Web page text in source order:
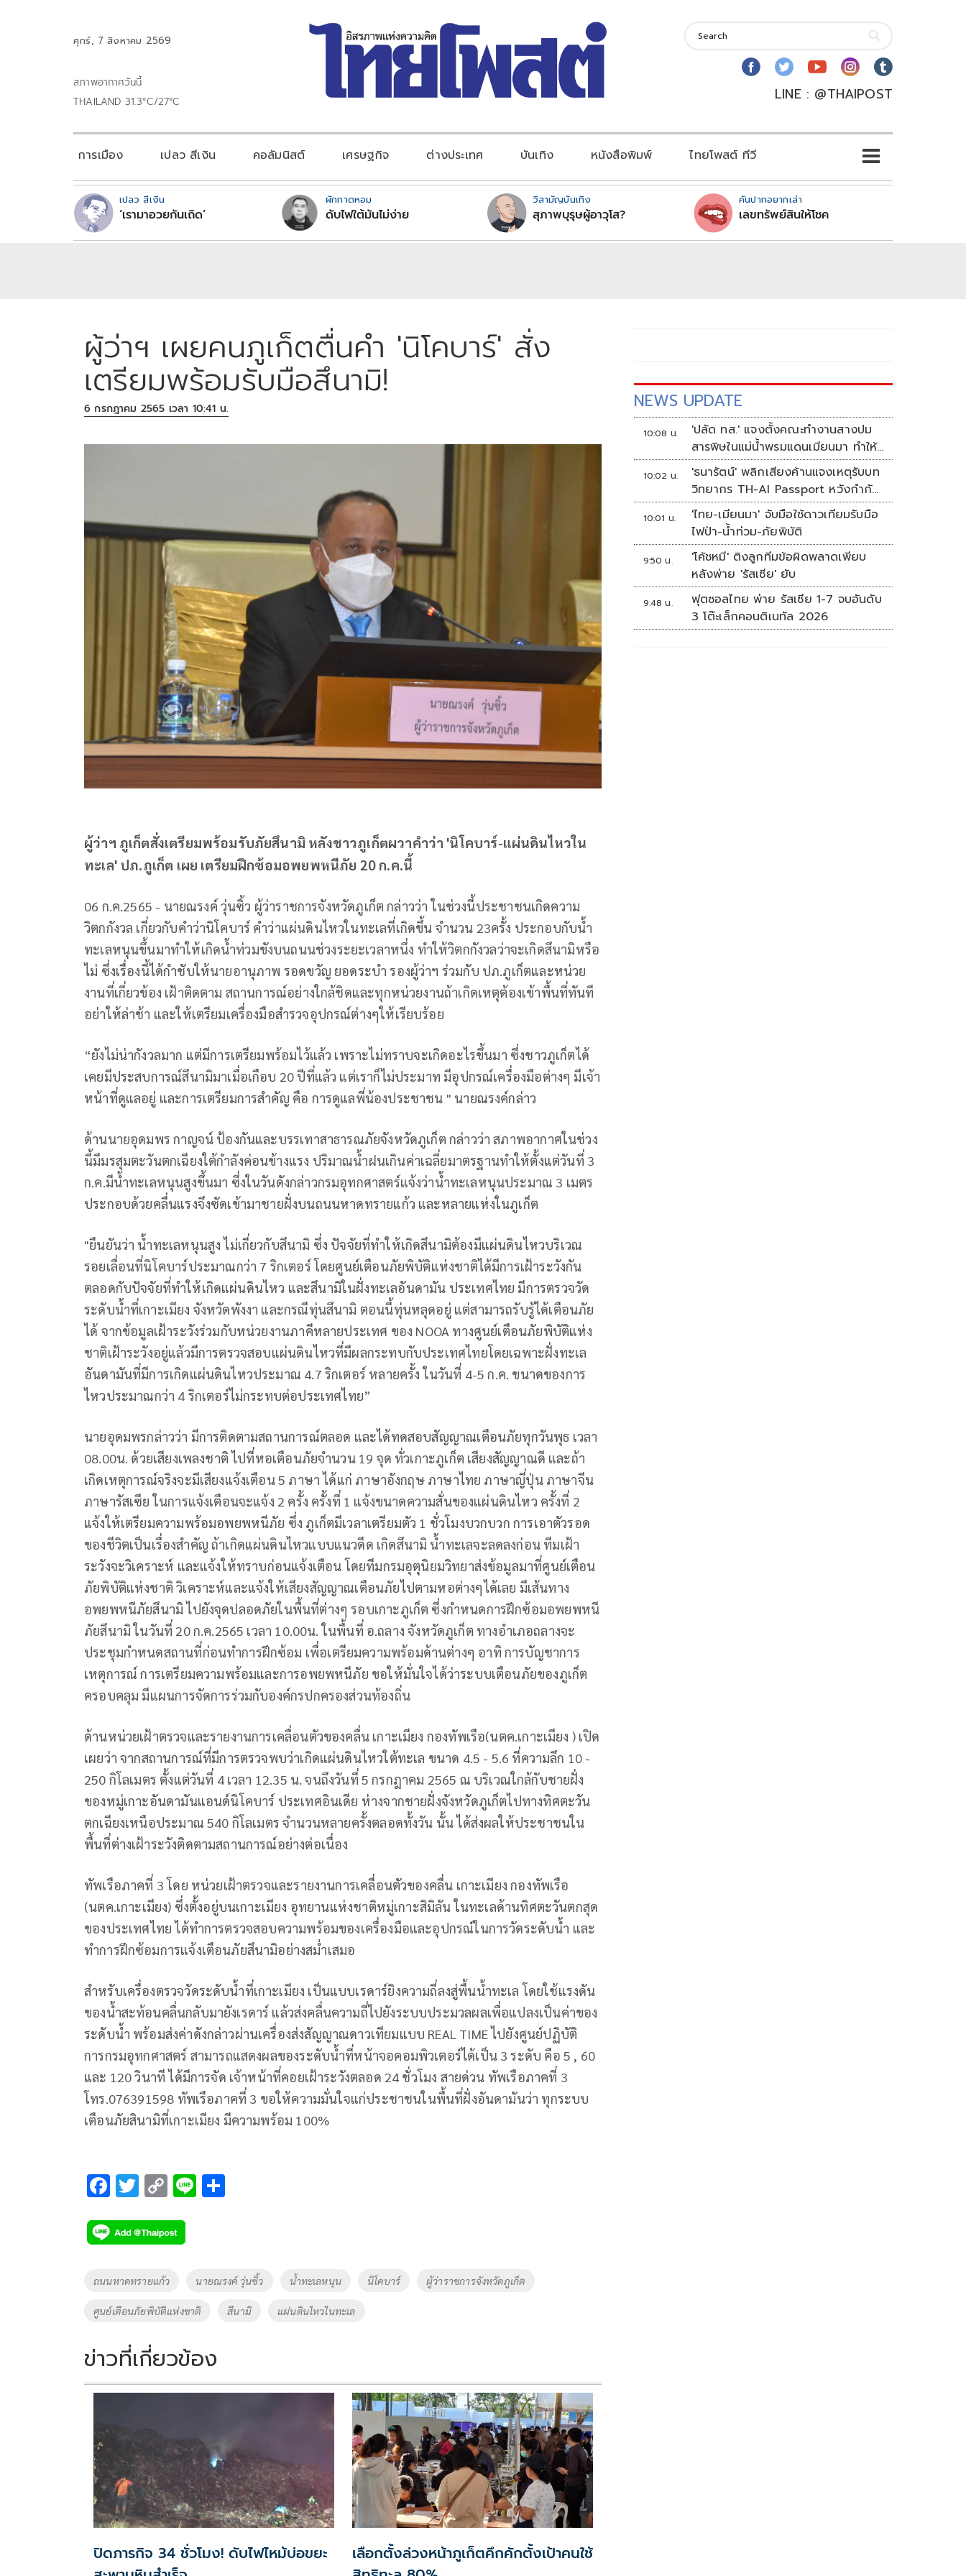
ศุกร์, 7 สิงหาคม 2569
สภาพอากาศวันนี้
THAILAND 31.3°C/27°C
LINE : @THAIPOST
การเมือง เปลว สีเงิน คอลัมนิสต์ เศรษฐกิจ ต่างประเทศ บันเทิง หนังสือพิมพ์ ไทยโพสต์ ทีวี
เปลว สีเงิน
‘เรามาอวยกันเถิด’
ผักกาดหอม
ดับไฟใต้มันไม่ง่าย
วิสามัญบันเทิง
สุภาพบุรุษผู้อาวุโส?
คันปากอยากเล่า
เลขทรัพย์สินให้โชค
ผู้ว่าฯ เผยคนภูเก็ตตื่นคำ 'นิโคบาร์' สั่ง
เตรียมพร้อมรับมือสึนามิ!
6 กรกฎาคม 2565 เวลา 10:41 น.
ผู้ว่าฯ ภูเก็ตสั่งเตรียมพร้อมรับภัยสึนามิ หลังชาวภูเก็ตผวาคำว่า 'นิโคบาร์-แผ่นดินไหวใน
ทะเล' ปภ.ภูเก็ต เผย เตรียมฝึกซ้อมอพยพหนีภัย 20 ก.ค.นี้
06 ก.ค.2565 - นายณรงค์ วุ่นซิ้ว ผู้ว่าราชการจังหวัดภูเก็ต กล่าวว่า ในช่วงนี้ประชาชนเกิดความ
วิตกกังวล เกี่ยวกับคำว่านิโคบาร์ คำว่าแผ่นดินไหวในทะเลที่เกิดขึ้น จำนวน 23ครั้ง ประกอบกับน้ำ
ทะเลหนุนขึ้นมาทำให้เกิดน้ำท่วมขังบนถนนช่วงระยะเวลาหนึ่ง ทำให้วิตกกังวลว่าจะเกิดสึนามิหรือ
ไม่ ซึ่งเรื่องนี้ได้กำชับให้นายอานุภาพ รอดขวัญ ยอดระบำ รองผู้ว่าฯ ร่วมกับ ปภ.ภูเก็ตและหน่วย
งานที่เกี่ยวข้อง เฝ้าติดตาม สถานการณ์อย่างใกล้ชิดและทุกหน่วยงานถ้าเกิดเหตุต้องเข้าพื้นที่ทันที
อย่าให้ล่าช้า และให้เตรียมเครื่องมือสำรวจอุปกรณ์ต่างๆให้เรียบร้อย
“ยังไม่น่ากังวลมาก แต่มีการเตรียมพร้อมไว้แล้ว เพราะไม่ทราบจะเกิดอะไรขึ้นมา ซึ่งชาวภูเก็ตได้
เคยมีประสบการณ์สึนามิมาเมื่อเกือบ 20 ปีที่แล้ว แต่เราก็ไม่ประมาท มีอุปกรณ์เครื่องมือต่างๆ มีเจ้า
หน้าที่ดูแลอยู่ และการเตรียมการสำคัญ คือ การดูแลพี่น้องประชาชน " นายณรงค์กล่าว
ด้านนายอุดมพร กาญจน์ ป้องกันและบรรเทาสาธารณภัยจังหวัดภูเก็ต กล่าวว่า สภาพอากาศในช่วง
นี้มีมรสุมตะวันตกเฉียงใต้กำลังค่อนข้างแรง ปริมาณน้ำฝนเกินค่าเฉลี่ยมาตรฐานทำให้ตั้งแต่วันที่ 3
ก.ค.มีน้ำทะเลหนุนสูงขึ้นมา ซึ่งในวันดังกล่าวกรมอุทกศาสตร์แจ้งว่าน้ำทะเลหนุนประมาณ 3 เมตร
ประกอบด้วยคลื่นแรงจึงซัดเข้ามาชายฝั่งบนถนนหาดทรายแก้ว และหลายแห่งในภูเก็ต
"ยืนยันว่า น้ำทะเลหนุนสูง ไม่เกี่ยวกับสึนามิ ซึ่ง ปัจจัยที่ทำให้เกิดสึนามิต้องมีแผ่นดินไหวบริเวณ
รอยเลื่อนที่นิโคบาร์ประมาณกว่า 7 ริกเตอร์ โดยศูนย์เตือนภัยพิบัติแห่งชาติได้มีการเฝ้าระวังกัน
ตลอดกับปัจจัยที่ทำให้เกิดแผ่นดินไหว และสึนามิในฝั่งทะเลอันดามัน ประเทศไทย มีการตรวจวัด
ระดับน้ำที่เกาะเมียง จังหวัดพังงา และกรณีทุ่นสึนามิ ตอนนี้ทุ่นหลุดอยู่ แต่สามารถรับรู้ได้เตือนภัย
ได้ จากข้อมูลเฝ้าระวังร่วมกับหน่วยงานภาคีหลายประเทศ ของ NOOA ทางศูนย์เตือนภัยพิบัติแห่ง
ชาติเฝ้าระวังอยู่แล้วมีการตรวจสอบแผ่นดินไหวที่มีผลกระทบกับประเทศไทยโดยเฉพาะฝั่งทะเล
อันดามันที่มีการเกิดแผ่นดินไหวประมาณ 4.7 ริกเตอร์ หลายครั้ง ในวันที่ 4-5 ก.ค. ขนาดของการ
ไหวประมาณกว่า 4 ริกเตอร์ไม่กระทบต่อประเทศไทย”
นายอุดมพรกล่าวว่า มีการติดตามสถานการณ์ตลอด และได้ทดสอบสัญญาณเตือนภัยทุกวันพุธ เวลา
08.00น. ด้วยเสียงเพลงชาติ ไปที่หอเตือนภัยจำนวน 19 จุด ทั่วเกาะภูเก็ต เสียงสัญญาณดี และถ้า
เกิดเหตุการณ์จริงจะมีเสียงแจ้งเตือน 5 ภาษา ได้แก่ ภาษาอังกฤษ ภาษาไทย ภาษาญี่ปุ่น ภาษาจีน
ภาษารัสเซีย ในการแจ้งเตือนจะแจ้ง 2 ครั้ง ครั้งที่ 1 แจ้งขนาดความสั่นของแผ่นดินไหว ครั้งที่ 2
แจ้งให้เตรียมความพร้อมอพยพหนีภัย ซึ่ง ภูเก็ตมีเวลาเตรียมตัว 1 ชั่วโมงบวกบวก การเอาตัวรอด
ของชีวิตเป็นเรื่องสำคัญ ถ้าเกิดแผ่นดินไหวแบบแนวดีด เกิดสึนามิ น้ำทะเลจะลดลงก่อน ทีมเฝ้า
ระวังจะวิเคราะห์ และแจ้งให้ทราบก่อนแจ้งเตือน โดยทีมกรมอุตุนิยมวิทยาส่งข้อมูลมาที่ศูนย์เตือน
ภัยพิบัติแห่งชาติ วิเคราะห์และแจ้งให้เสียงสัญญาณเตือนภัยไปตามหอต่างๆได้เลย มีเส้นทาง
อพยพหนีภัยสึนามิ ไปยังจุดปลอดภัยในพื้นที่ต่างๆ รอบเกาะภูเก็ต ซึ่งกำหนดการฝึกซ้อมอพยพหนี
ภัยสึนามิ ในวันที่ 20 ก.ค.2565 เวลา 10.00น. ในพื้นที่ อ.ถลาง จังหวัดภูเก็ต ทางอำเภอถลางจะ
ประชุมกำหนดสถานที่ก่อนทำการฝึกซ้อม เพื่อเตรียมความพร้อมด้านต่างๆ อาทิ การบัญชาการ
เหตุการณ์ การเตรียมความพร้อมและการอพยพหนีภัย ขอให้มั่นใจได้ว่าระบบเตือนภัยของภูเก็ต
ครอบคลุม มีแผนการจัดการร่วมกับองค์กรปกครองส่วนท้องถิ่น
ด้านหน่วยเฝ้าตรวจและรายงานการเคลื่อนตัวของคลื่น เกาะเมียง กองทัพเรือ(นตค.เกาะเมียง ) เปิด
เผยว่า จากสถานการณ์ที่มีการตรวจพบว่าเกิดแผ่นดินไหวใต้ทะเล ขนาด 4.5 - 5.6 ที่ความลึก 10 -
250 กิโลเมตร ตั้งแต่วันที่ 4 เวลา 12.35 น. จนถึงวันที่ 5 กรกฎาคม 2565 ณ บริเวณใกล้กับชายฝั่ง
ของหมู่เกาะอันดามันแอนด์นิโคบาร์ ประเทศอินเดีย ห่างจากชายฝั่งจังหวัดภูเก็ตไปทางทิศตะวัน
ตกเฉียงเหนือประมาณ 540 กิโลเมตร จำนวนหลายครั้งตลอดทั้งวัน นั้น ได้ส่งผลให้ประชาชนใน
พื้นที่ต่างเฝ้าระวังติดตามสถานการณ์อย่างต่อเนื่อง
ทัพเรือภาคที่ 3 โดย หน่วยเฝ้าตรวจและรายงานการเคลื่อนตัวของคลื่น เกาะเมียง กองทัพเรือ
(นตค.เกาะเมียง) ซึ่งตั้งอยู่บนเกาะเมียง อุทยานแห่งชาติหมู่เกาะสิมิลัน ในทะเลด้านทิศตะวันตกสุด
ของประเทศไทย ได้ทำการตรวจสอบความพร้อมของเครื่องมือและอุปกรณ์ในการวัดระดับน้ำ และ
ทำการฝึกซ้อมการแจ้งเตือนภัยสึนามิอย่างสม่ำเสมอ
สำหรับเครื่องตรวจวัดระดับน้ำที่เกาะเมียง เป็นแบบเรดาร์ยิงความถี่ลงสู่พื้นน้ำทะเล โดยใช้แรงดัน
ของน้ำสะท้อนคลื่นกลับมายังเรดาร์ แล้วส่งคลื่นความถี่ไปยังระบบประมวลผลเพื่อแปลงเป็นค่าของ
ระดับน้ำ พร้อมส่งค่าดังกล่าวผ่านเครื่องส่งสัญญาณดาวเทียมแบบ REAL TIME ไปยังศูนย์ปฏิบัติ
การกรมอุทกศาสตร์ สามารถแสดงผลของระดับน้ำที่หน้าจอคอมพิวเตอร์ได้เป็น 3 ระดับ คือ 5 , 60
และ 120 วินาที ได้มีการจัด เจ้าหน้าที่คอยเฝ้าระวังตลอด 24 ชั่วโมง สายด่วน ทัพเรือภาคที่ 3
โทร.076391598 ทัพเรือภาคที่ 3 ขอให้ความมั่นใจแก่ประชาชนในพื้นที่ฝั่งอันดามันว่า ทุกระบบ
เตือนภัยสินามิที่เกาะเมียง มีความพร้อม 100%
F
e
b
o
o
k
T
tt
er
C
p
y
Li
n
k
Li
Tags
ถนนหาดทรายแก้ว นายณรงค์ วุ่นซิ้ว น้ำทะเลหนุน นิโคบาร์ ผู้ว่าราชการจังหวัดภูเก็ต
ศูนย์เตือนภัยพิบัติแห่งชาติ สึนามิ แผ่นดินไหวในทะเล
ข่าวที่เกี่ยวข้อง
ปิดภารกิจ 34 ชั่วโมง! ดับไฟไหม้บ่อขยะ
เลือกตั้งล่วงหน้าภูเก็ตคึกคักตั้งเป้าคนใช้
NEWS UPDATE
10:08 น.
'ปลัด ทส.' แจงตั้งคณะทำงานสางปม
สารพิษในแม่น้ำพรมแดนเมียนมา ทำให้
แก้ปัญหารวดเร็ว
10:02 น.
'ธนารัตน์' พลิกเสียงค้านแจงเหตุรับบท
วิทยากร TH-AI Passport หวังกำกับ
ใช้งบเหมาะสม ชูจุดเด่นคนไทยได้ใช้ AI
ระดับโปร ลดเหลื่อมล้ำทางเทคโนโลยี
เซฟงบไปกว่า900ล้าน เชื่อหากใช้เต็มที่
เอกชนขาดทุนย่อยยับ
10:01 น.
'ไทย-เมียนมา' จับมือใช้ดาวเทียมรับมือ
ไฟป่า-น้ำท่วม-ภัยพิบัติ
9:50 น.
'โค้ชหมี' ติงลูกทีมข้อผิดพลาดเพียบ
หลังพ่าย 'รัสเซีย' ยับ
9:48 น.
ฟุตซอลไทย พ่าย รัสเซีย 1-7 จบอันดับ
3 โต๊ะเล็กคอนติเนทัล 2026